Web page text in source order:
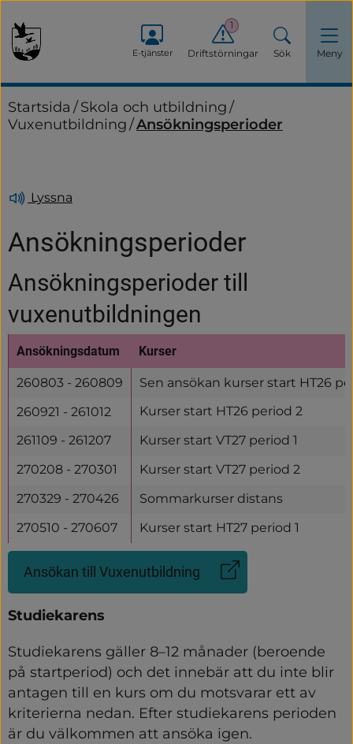
E-tjänster Driftstörningar
1
Sök Meny
Startsida /Skola och utbildning/
Vuxenutbildning/Ansökningsperioder
Lyssna
Ansökningsperioder
Ansökningsperioder till
vuxenutbildningen
Ansökningsdatum Kurser
260803 - 260809
Sen ansökan kurser start HT26
260921 - 261012
Kurser start HT26 period 2
261109 - 261207
Kurser start VT27 period 1
270208 - 270301
Kurser start VT27 period 2
270329 - 270426
Sommarkurser distans
270510 - 270607
Kurser start HT27 period 1
Ansökan till Vuxenutbildning
(Länk
till
annan
Studiekarens
Studiekarens gäller 8–12 månader (beroende
på startperiod) och det innebär att du inte blir
antagen till en kurs om du motsvarar ett av
kriterierna nedan. Efter studiekarens perioden
är du välkommen att ansöka igen.